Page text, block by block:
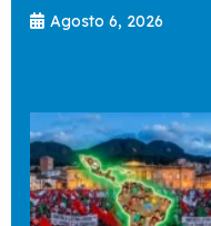
Agosto 6, 2026